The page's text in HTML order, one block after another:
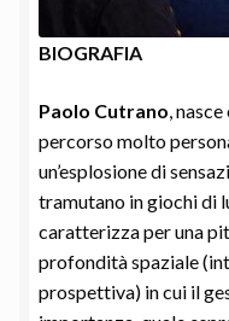
BIOGRAFIA
Paolo Cutrano,
percorso molto
un’esplosione di
tramutano in giochi di
caratterizza per una
profondità spaziale
prospettiva) in cui il